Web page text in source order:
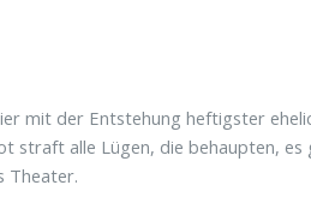
mit der Entstehung heftigster
straft alle Lügen, die behaupten,
Theater.